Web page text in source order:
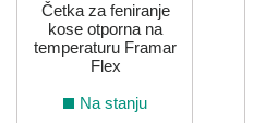
Četka za feniranje
kose otporna na
temperaturu Framar
Flex
Na stanju